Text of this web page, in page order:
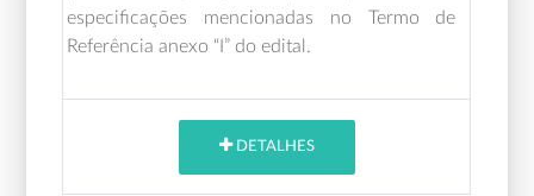
especificações mencionadas no Termo de
Referência anexo “I” do edital.
DETALHES